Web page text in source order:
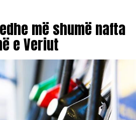
më shumë nafta
e Veriut